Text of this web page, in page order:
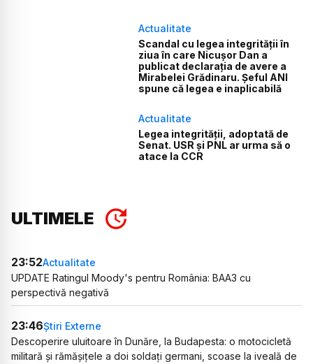
Actualitate
Scandal cu legea integrității în
ziua în care Nicușor Dan a
publicat declarația de avere a
Mirabelei Grădinaru. Șeful ANI
spune că legea e inaplicabilă
Actualitate
Legea integrității, adoptată de
Senat. USR și PNL ar urma să o
atace la CCR
ULTIMELE
23:52Actualitate
UPDATE Ratingul Moody's pentru România: BAA3 cu
perspectivă negativă
23:46Știri Externe
Descoperire uluitoare în Dunăre, la Budapesta: o motocicletă
militară și rămășițele a doi soldați germani, scoase la iveală de